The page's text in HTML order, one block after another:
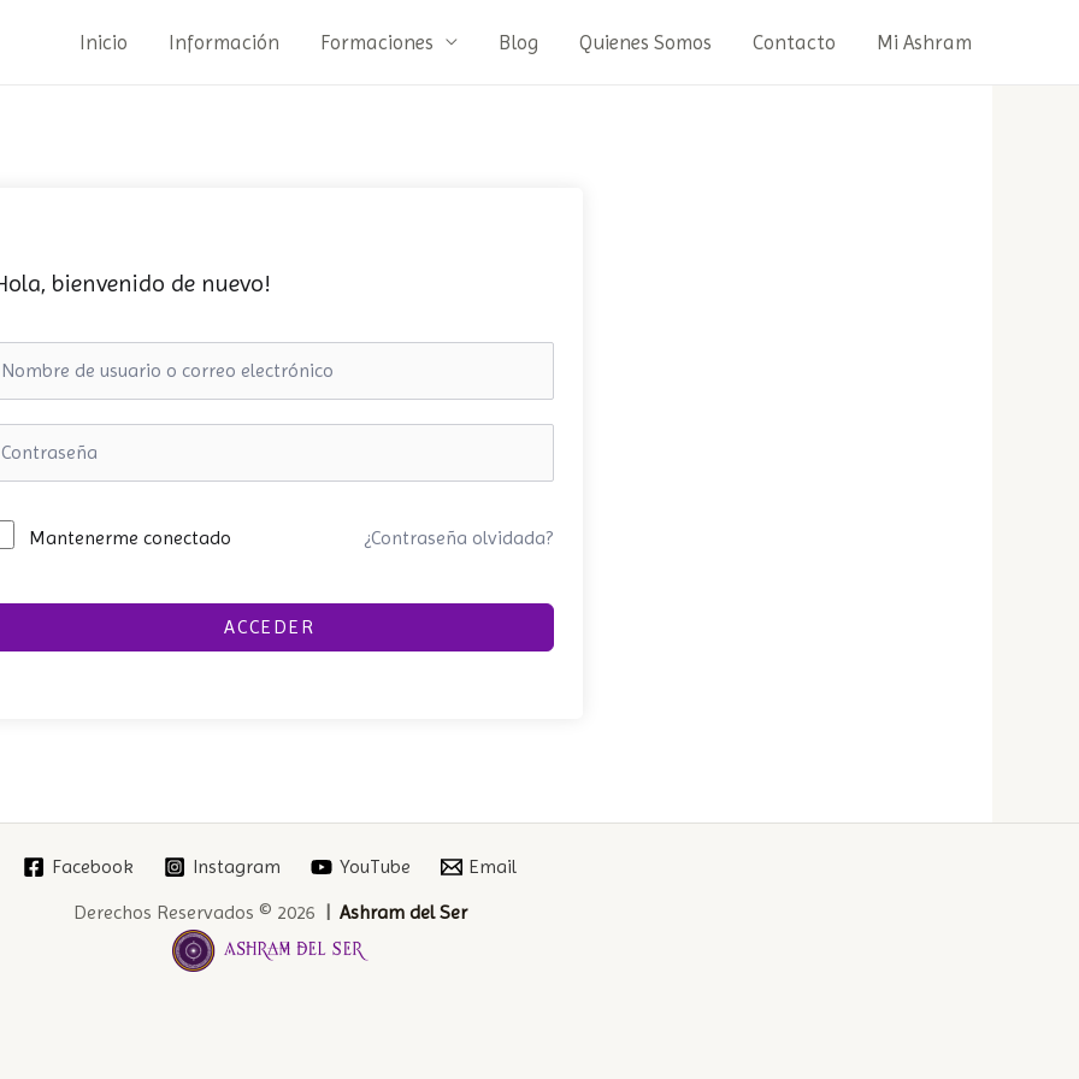
Inicio Información Formaciones Blog Quienes Somos Contacto Mi Ashram
bienvenido de nuevo!
Mantenerme conectado ¿Contraseña olvidada?
ACCEDER
Facebook Instagram YouTube
Email
Derechos Reservados © 2026 | Ashram del Ser